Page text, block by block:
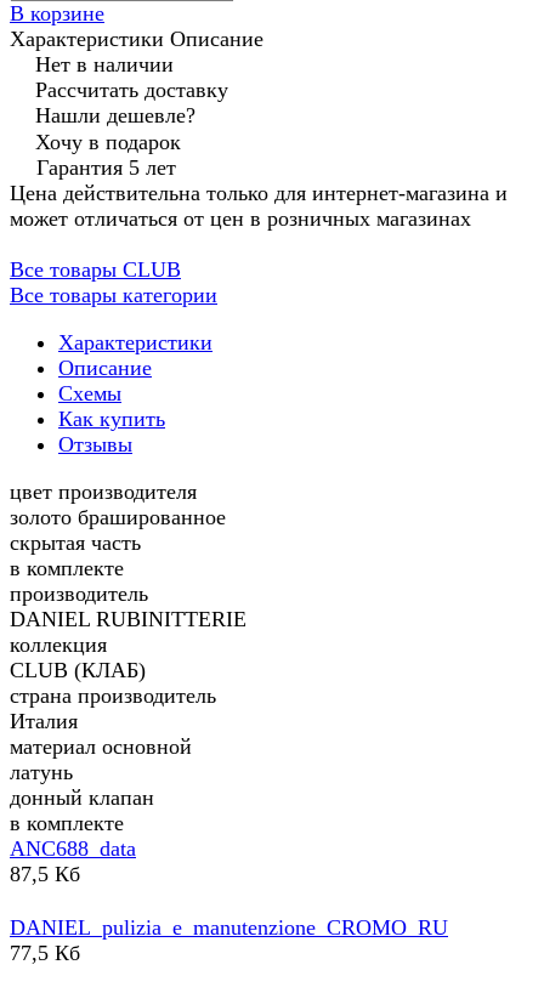
В корзине
Характеристики Описание
Нет в наличии
Рассчитать доставку
Нашли дешевле?
Хочу в подарок
Гарантия 5 лет
Цена действительна только для интернет-магазина и
может отличаться от цен в розничных магазинах
Все товары CLUB
Все товары категории
Характеристики
Описание
Схемы
Как купить
Отзывы
цвет производителя
золото брашированное
скрытая часть
в комплекте
производитель
DANIEL RUBINITTERIE
коллекция
CLUB (КЛАБ)
страна производитель
Италия
материал основной
латунь
донный клапан
в комплекте
ANC688_data
87,5 Кб
DANIEL_pulizia_e_manutenzione_CROMO_RU
77,5 Кб